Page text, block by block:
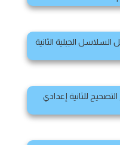
الجبلية الثانية
للثانية إعدادي